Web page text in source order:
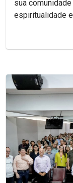
sua
espiritualidade